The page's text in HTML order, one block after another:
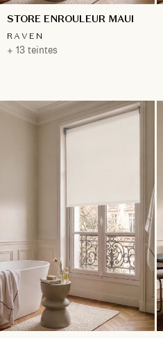
STORE ENROULEUR MAUI
RAVEN
+ 13 teintes